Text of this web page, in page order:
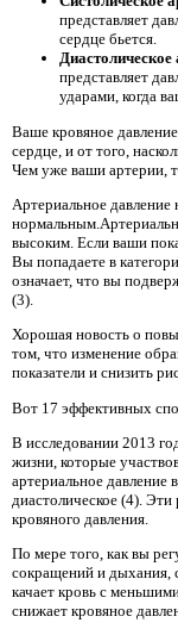
представляет
сердце бьется.
Диастолическое
представляет
ударами, когда
Ваше кровяное давление
сердце, и от того,
Чем уже ваши артерии,
Артериальное
высоким. Если ваши
Вы попадаете в
означает, что вы
(3).
Хорошая новость о
том, что изменение
показатели и снизить
Вот 17 эффективных
В исследовании 2013
жизни, которые
артериальное давление
диастолическое (4).
кровяного давления.
По мере того, как вы
сокращений и дыхания,
качает кровь с
снижает кровяное